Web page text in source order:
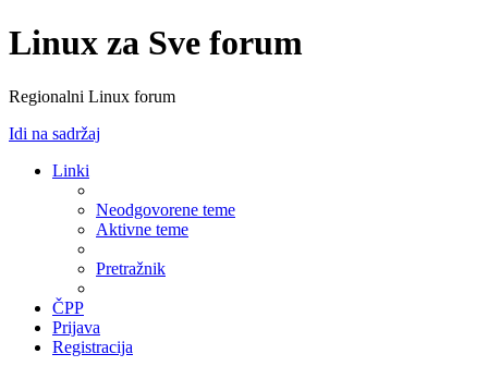
Linux za Sve forum
Regionalni Linux forum
Idi na sadržaj
Linki
Neodgovorene teme
Aktivne teme
Pretražnik
ČPP
Prijava
Registracija